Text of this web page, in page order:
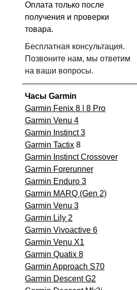
Оплата только после
получения и проверки
товара.
Бесплатная консультация.
Позвоните нам, мы ответим
на ваши вопросы.
Часы Garmin
Garmin Fenix 8 | 8 Pro
Garmin Venu 4
Garmin Instinct 3
Garmin Tactix 8
Garmin Instinct Crossover
Garmin Forerunner
Garmin Enduro 3
Garmin MARQ (Gen 2)
Garmin Venu 3
Garmin Lily 2
Garmin Vivoactive 6
Garmin Venu X1
Garmin Quatix 8
Garmin Approach S70
Garmin Descent G2